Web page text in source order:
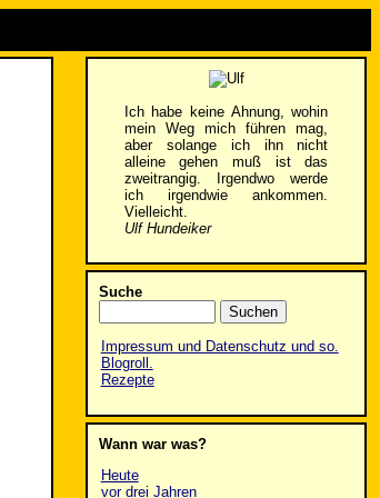
Ich habe keine Ahnung, wohin
mein Weg mich führen mag,
aber solange ich ihn nicht
alleine gehen muß ist das
zweitrangig. Irgendwo werde
ich irgendwie ankommen.
Vielleicht.
Ulf Hundeiker
Suche
Impressum und Datenschutz und so.
Blogroll.
Rezepte
Wann war was?
Heute
vor drei Jahren